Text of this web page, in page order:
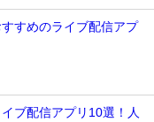
すめのライブ配信アプ
ブ配信アプリ10選！人